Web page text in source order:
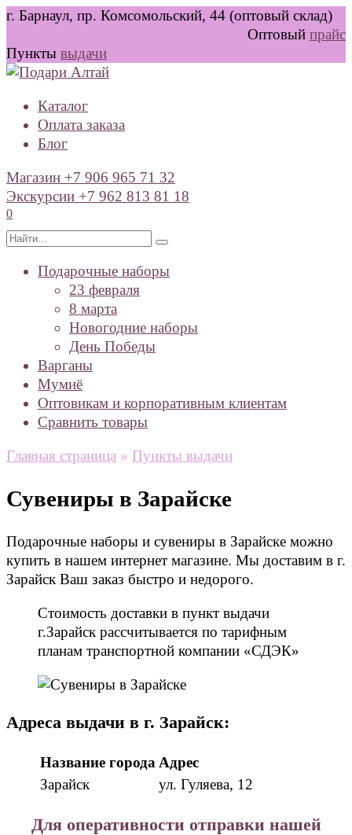
Перейти
содержанию
г. Барнаул, пр. Комсомольский, 44 (оптовый склад)
Оптовый прайс
Пункты выдачи
Каталог
Оплата заказа
Блог
Магазин +7 906 965 71 32
Экскурсии +7 962 813 81 18
0
Search
Подарочные наборы
23 февраля
8 марта
Новогодние наборы
День Победы
Варганы
Мумиё
Оптовикам и корпоративным клиентам
Сравнить товары
Главная страница » Пункты выдачи
Сувениры в Зарайске
Подарочные наборы и сувениры в Зарайске можно
купить в нашем интернет магазине. Мы доставим в г.
Зарайск Ваш заказ быстро и недорого.
Стоимость доставки в пункт выдачи
г.Зарайск рассчитывается по тарифным
планам транспортной компании «СДЭК»
Адреса выдачи в г. Зарайск:
Название города Адрес
Зарайск
ул. Гуляева, 12
Для оперативности отправки нашей